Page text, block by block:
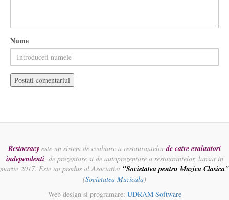
Nume
Restocracy este un sistem de evaluare a restaurantelorde catre evaluatori
independenti, de prezentare si de autoprezentare a restaurantelor, lansat in
martie 2017. Este un produs al Asociatiei "Societatea pentru Muzica Clasica"
(Societatea Muzicala)
Web design si programare: UDRAM Software